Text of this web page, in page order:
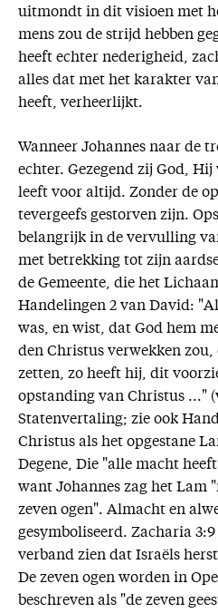
uitmondt in dit visioen met
mens zou de strijd hebben
heeft echter nederigheid,
alles dat met het karakter
heeft, verheerlijkt.
Wanneer Johannes naar de
echter. Gezegend zij God,
leeft voor altijd. Zonder de
tevergeefs gestorven zijn.
belangrijk in de vervulling
met betrekking tot zijn
de Gemeente, die het
Handelingen 2 van David:
was, en wist, dat God hem
den Christus verwekken zou,
zetten, zo heeft hij, dit
opstanding van Christus ..."
Statenvertaling; zie ook
Christus als het opgestane
Degene, Die "alle macht
want Johannes zag het Lam
zeven ogen". Almacht en
gesymboliseerd. Zacharia
verband zien dat Israëls
De zeven ogen worden in
beschreven als "de zeven